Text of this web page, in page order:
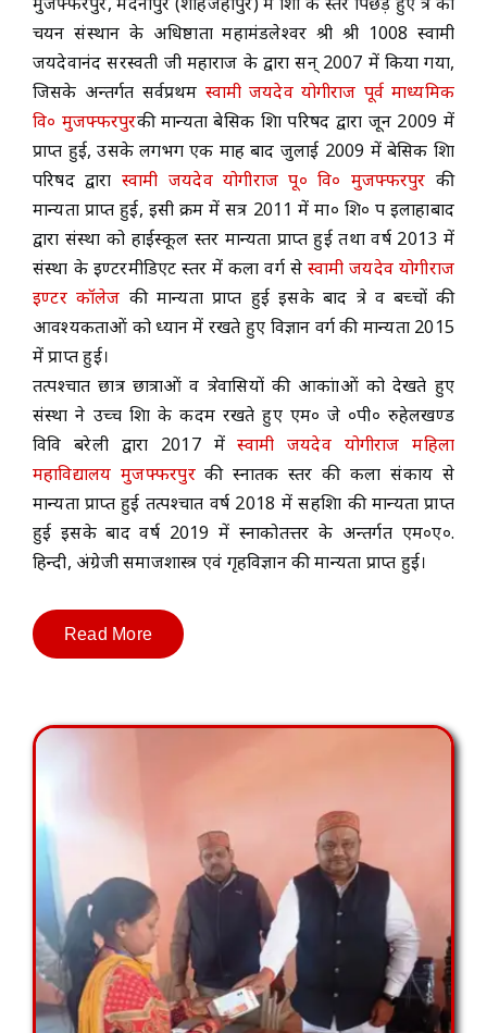
ACADEMICS
NEWS & EVENT
Important Documents
Gallery
Contact Us
चयन संस्थान के अधिष्ठाता महामंडलेश्वर श्री श्री 1008 स्वामी
जयदेवानंद सरस्वती जी महाराज के द्वारा सन् 2007 में किया गया,
जिसके अन्तर्गत सर्वप्रथम स्वामी जयदेव योगीराज पूर्व माध्यमिक
वि० मुजफ्फरपुरकी मान्यता बेसिक शिक्षा परिषद द्वारा जून 2009 में
प्राप्त हुई, उसके लगभग एक माह बाद जुलाई 2009 में बेसिक शिक्षा
परिषद द्वारा स्वामी जयदेव योगीराज पू० वि० मुजफ्फरपुर की
मान्यता प्राप्त हुई, इसी क्रम में सत्र 2011 में मा० शि० प इलाहाबाद
द्वारा संस्था को हाईस्कूल स्तर मान्यता प्राप्त हुई तथा वर्ष 2013 में
संस्था के इण्टरमीडिएट स्तर में कला वर्ग से स्वामी जयदेव योगीराज
इण्टर कॉलेज की मान्यता प्राप्त हुई इसके बाद क्षेत्र व बच्चों की
आवश्यकताओं को ध्यान में रखते हुए विज्ञान वर्ग की मान्यता 2015
में प्राप्त हुई।
तत्पश्चात छात्र छात्राओं व क्षेत्रवासियों की आकांक्षाओं को देखते हुए
संस्था ने उच्च शिक्षा के कदम रखते हुए एम० जे ०पी० रुहेलखण्ड
विवि बरेली द्वारा 2017 मेंस्वामी जयदेव योगीराज महिला
महाविद्यालय मुजफ्फरपुरकी स्नातक स्तर की कला संकाय से
मान्यता प्राप्त हुई तत्पश्चात वर्ष 2018 में सहशिक्षा की मान्यता प्राप्त
हुई इसके बाद वर्ष 2019 में स्नाकोतत्तर के अन्तर्गत एम०ए०.
हिन्दी, अंग्रेजी समाजशास्त्र एवं गृहविज्ञान की मान्यता प्राप्त हुई।
Read More